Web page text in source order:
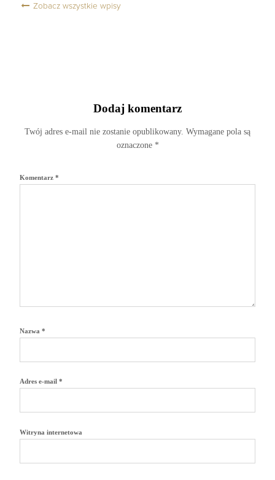
Zobacz wszystkie wpisy
Dodaj komentarz
Twój adres e-mail nie zostanie opublikowany. Wymagane pola są
oznaczone *
Komentarz *
Nazwa *
Adres e-mail *
Witryna internetowa